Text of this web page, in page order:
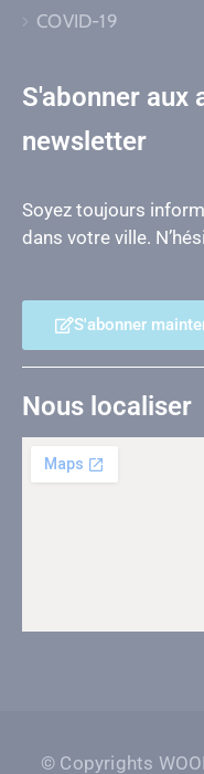
COVID-19
S'abonner aux
newsletter
Soyez toujours
dans votre ville.
S'abonner
Nous localiser
© Copyrights